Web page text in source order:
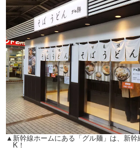
▲新幹線ホームにある「グル麺」は、新幹
K！